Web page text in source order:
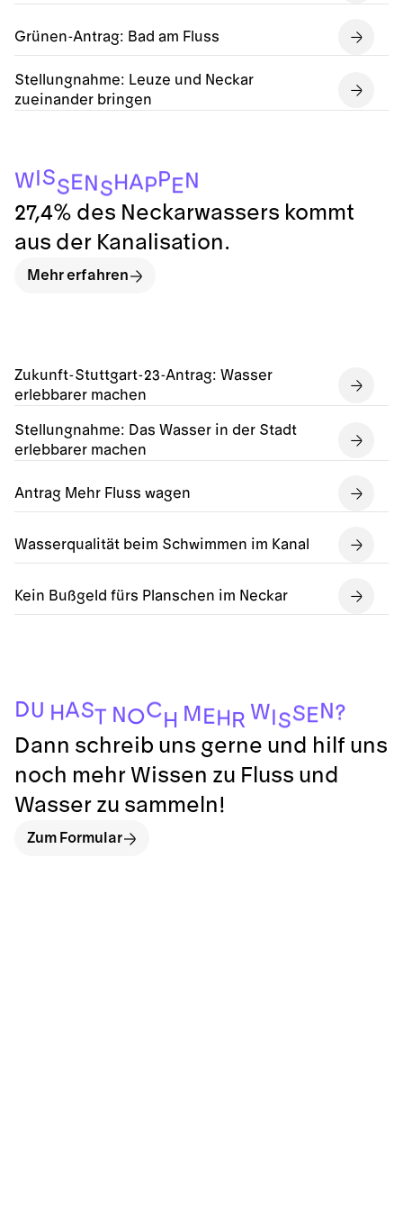
Grünen-Antrag: Bad am Fluss
Stellungnahme: Leuze und Neckar
zueinander bringen
Zukunft-Stuttgart-23-Antrag: Wasser
erlebbarer machen
Stellungnahme: Das Wasser in der Stadt
erlebbarer machen
Antrag Mehr Fluss wagen
Wasserqualität beim Schwimmen im Kanal
Kein Bußgeld fürs Planschen im Neckar
W SS E N S H AP PE N
27,4% des Neckarwassers kommt
aus der Kanalisation.
Mehr erfahren
DU HAST N OC H M E H R W SS EN?
Dann schreib uns gerne und hilf uns
noch mehr Wissen zu Fluss und
Wasser zu sammeln!
Zum Formular